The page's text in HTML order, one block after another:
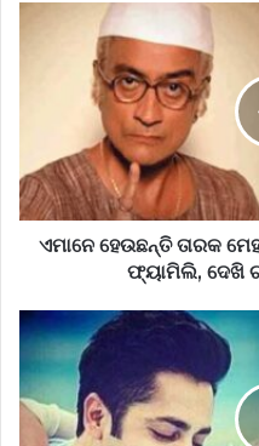
ଏମାନେ ହେଉଛନ୍ତି ତାରକ
ଫ୍ୟାମିଲି, ଦେଖି